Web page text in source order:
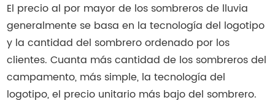
El precio al por mayor de los sombreros de lluvia
generalmente se basa en la tecnología del logotipo
y la cantidad del sombrero ordenado por los
clientes. Cuanta más cantidad de los sombreros del
campamento, más simple, la tecnología del
logotipo, el precio unitario más bajo del sombrero.